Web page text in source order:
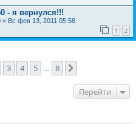
- я вернулся!!!
« Вс фев 13, 2011 05:58
1 2
1 из
3 4 5 8
Перейти